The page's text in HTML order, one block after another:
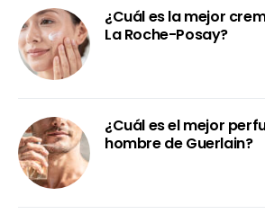
¿Cuál es la mejor
La Roche-Posay?
¿Cuál es el mejor
hombre de Guerlain?